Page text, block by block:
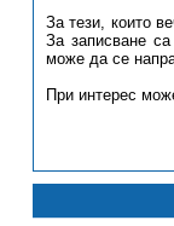
За тези, които
За записване
може да се
При интерес